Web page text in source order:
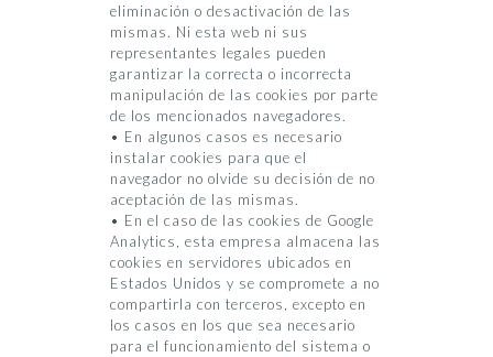
eliminación o desactivación de las
mismas. Ni esta web ni sus
representantes legales pueden
garantizar la correcta o incorrecta
manipulación de las cookies por parte
de los mencionados navegadores.
• En algunos casos es necesario
instalar cookies para que el
navegador no olvide su decisión de no
aceptación de las mismas.
• En el caso de las cookies de Google
Analytics, esta empresa almacena las
cookies en servidores ubicados en
Estados Unidos y se compromete a no
compartirla con terceros, excepto en
los casos en los que sea necesario
para el funcionamiento del sistema o